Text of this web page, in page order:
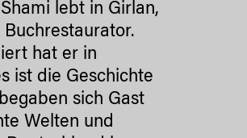
lebt in Girlan,
hat er in
ist die Geschichte
begaben sich Gast
Welten und